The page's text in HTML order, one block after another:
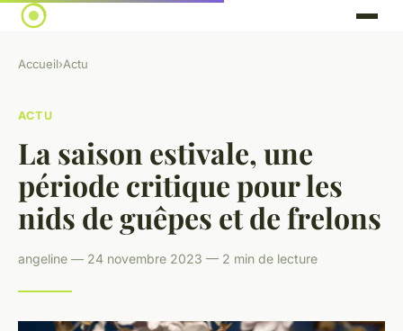
Accueil›Actu
ACTU
La saison estivale, une
période critique pour les
nids de guêpes et de frelons
angeline — 24 novembre 2023 — 2 min de lecture